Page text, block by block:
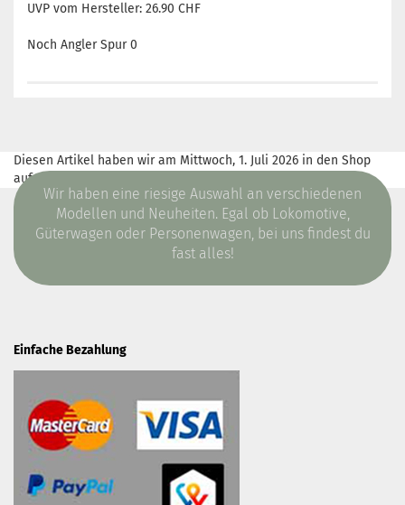
UVP vom Hersteller: 26.90 CHF
Noch Angler Spur 0
Diesen Artikel haben wir am Mittwoch, 1. Juli 2026 in den Shop
aufgenommen.
Wir haben eine riesige Auswahl an verschiedenen
Modellen und Neuheiten. Egal ob Lokomotive,
Güterwagen oder Personenwagen, bei uns findest du
fast alles!
Einfache Bezahlung